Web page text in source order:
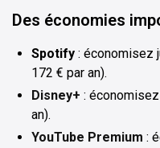
Des économies
Spotify : économisez
172 € par an).
Disney+ : économisez
an).
YouTube Premium :